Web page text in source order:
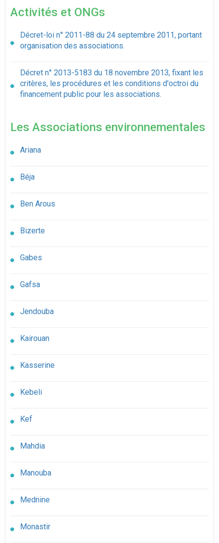
Activités et ONGs
Décret-loi n° 2011-88 du 24 septembre 2011, portant
organisation des associations.
Décret n° 2013-5183 du 18 novembre 2013, fixant les
critères, les procédures et les conditions d'octroi du
financement public pour les associations.
Les Associations environnementales
Ariana
Béja
Ben Arous
Bizerte
Gabes
Gafsa
Jendouba
Kairouan
Kasserine
Kebeli
Kef
Mahdia
Manouba
Mednine
Monastir